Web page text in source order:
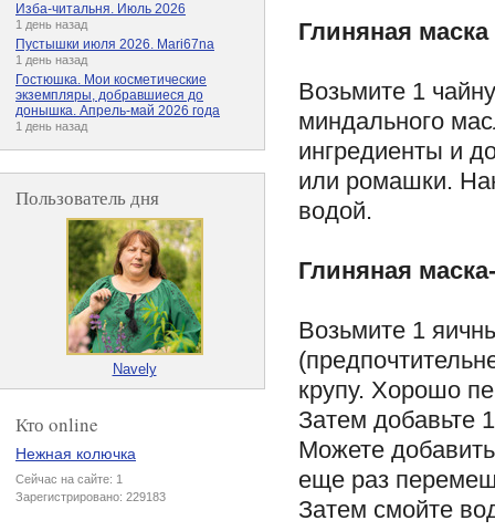
Глиняная маска
Возьмите 1
миндального
ингредиенты и
или ромашки.
водой.
Глиняная
Возьмите 1
крупу. Хорошо
Затем добавьте
Можете
еще раз
Затем смойте
Изба-читальня. Июль 2026
1 день назад
Пустышки июля 2026. Mari67na
1 день назад
Гостюшка. Мои косметические
экземпляры, добравшиеся до
донышка. Апрель-май 2026 года
1 день назад
Пользователь дня
Navely
Кто online
Нежная колючка
Сейчас на сайте: 1
Зарегистрировано: 229183